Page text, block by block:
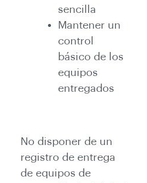
sencilla
Mantener un
control
básico de los
equipos
entregados
No disponer de un
registro de entrega
de equipos de